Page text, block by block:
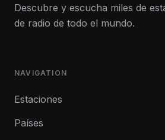
Descubre y escucha miles de
de radio de todo el mundo.
NAVIGATION
Estaciones
Países